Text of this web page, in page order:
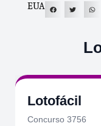
EUA
Lotofácil
Concurso 3756